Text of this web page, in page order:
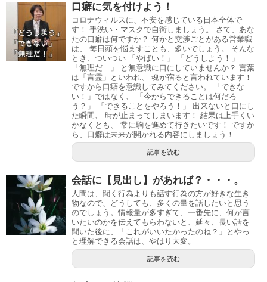
口癖に気を付けよう！
コロナウィルスに、不安を感じている日本全体で
す！ 手洗い・マスクで自衛しましょう。 さて、あな
たの口癖は何ですか？ 何かと交渉ごとがある営業職
は、 毎日頭を悩ますことも、多いでしょう。 そんな
とき、ついつい 「やばい！」 「どうしよう！」
「無理だ…」 と無意識に口にしていませんか？ 言葉
は「言霊」といわれ、 魂が宿ると言われています！
ですから口癖を意識してみてください。 「できな
い！」ではなく、 「今からできることは何だろ
う？」 「できることをやろう！」 出来ないと口にし
た瞬間、 時が止まってしまいます！ 結果は上手くい
かなくとも、 常に駒を進めて行きたいです！ ですか
ら、口癖は未来が開かれる内容にしましょう！
記事を読む
会話に【見出し】があれば？・・・。
人間は、聞く行為よりも話す行為の方が好きな生き
物なので、どうしても、多くの量を話したいと思う
のでしょう。情報量が多すぎて、一番先に、何が言
いたいのかを伝えてもらわないと、延々、長い話を
聞いた後に、「これがいいたかったのね？」とやっ
と理解できる会話は、やはり大変。
記事を読む